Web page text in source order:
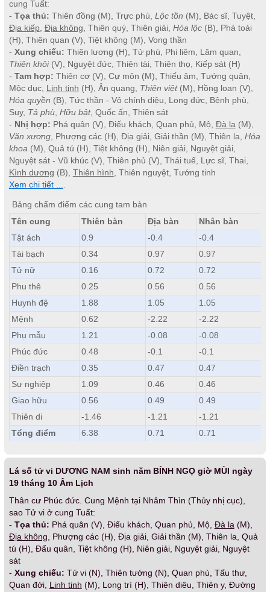
cung Tuất:
- Tọa thủ: Thiên đồng (M), Trực phù, Lộc tồn (M), Bác sĩ, Tuyệt,
Địa kiếp, Địa không , Thiên quý, Thiên giải, Hóa lộc(B), Phá toái
(H), Thiên quan (V), Tiệt không (M), Vong thần
- Xung chiếu: Thiên lương (H), Tử phù, Phi liêm, Lâm quan,
Thiên khôi(V), Nguyệt đức, Thiên tài, Thiên thọ, Kiếp sát (H)
- Tam hợp: Thiên cơ (V), Cự môn (M), Thiếu âm, Tướng quân,
Mộc dục,
Linh tinh (H), Ân quang, Thiên việt(M), Hồng loan (V),
Hóa quyền (B), Tức thần - Vô chính diệu, Long đức, Bệnh phù,
Suy, Tả phù, Hữu bật, Quốc ấn, Thiên sát
- Nhị hợp: Phá quân (V), Điếu khách, Quan phủ, Mộ, Đà la (M),
Văn xương, Phượng các (H), Địa giải, Giải thần (M), Thiên la, Hóa
khoa (M), Quả tú (H), Tiệt không (H), Niên giải, Nguyệt giải,
Nguyệt sát - Vũ khúc (V), Thiên phủ (V), Thái tuế, Lực sĩ, Thai,
Kình dương (B), Thiên hình , Thiên nguyệt, Tướng tinh
Xem chi tiết ...
Bảng chấm điểm các cung tam bàn
Tên cung
Thiên bàn Địa bàn
Nhân bàn
Tật ách
0.9 -0.4
-0.4
Tài bạch
0.34 0.97
0.97
Tử nữ
0.16 0.72
0.72
Phu thê
0.25 0.56
0.56
Huynh đệ
1.88 1.05
1.05
Mệnh
0.62 -2.22
-2.22
Phụ mẫu
1.21 -0.08
-0.08
Phúc đức
0.48 -0.1
-0.1
Điền trạch
0.35 0.47
0.47
Sự nghiệp
1.09 0.46
0.46
Giao hữu
0.56 0.49
0.49
Thiên di
-1.46 -1.21
-1.21
Tổng điểm
6.38 0.71 0.71
Lá số tử vi DƯƠNG NAM sinh năm BÍNH NGỌ giờ MÙI ngày
19 tháng 10 Âm Lịch
Thân cư Phúc đức. Cung Mệnh tại Nhâm Thìn (Thủy nhị cục),
sao Tử vi ở cung Tuất:
- Tọa thủ: Phá quân (V), Điếu khách, Quan phủ, Mộ, Đà la(M),
Địa không, Phượng các (H), Địa giải, Giải thần (M), Thiên la, Quả
tú (H), Đẩu quân, Tiệt không (H), Niên giải, Nguyệt giải, Nguyệt
sát
- Xung chiếu: Tử vi (N), Thiên tướng (N), Quan phù, Tấu thư,
Quan đới, Linh tinh (M), Long trì (H), Thiên diêu, Thiên y, Đường